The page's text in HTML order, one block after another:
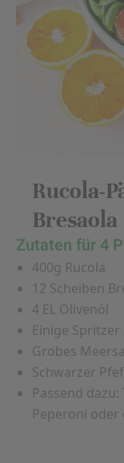
Rucola-
Bresaola
Zutaten für 4
400g Rucola
12 Scheiben
4 EL Olivenöl
Einige
Grobes
Schwarzer
Passend dazu:
Peperoni oder